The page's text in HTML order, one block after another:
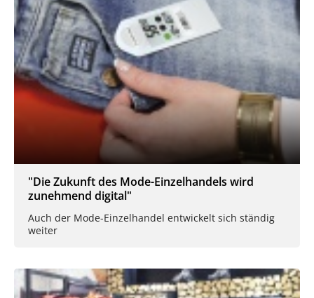
"Die Zukunft des Mode-Einzelhandels wird
zunehmend digital"
Auch der Mode-Einzelhandel entwickelt sich ständig
weiter